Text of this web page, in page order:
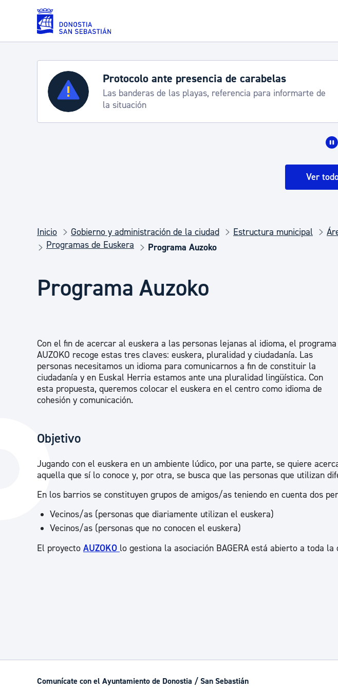
Saltar al contenido principal
Servicios
Padrón y asuntos personales
Seguridad ciudadana y emergencias
Participación ciudadana y asociacionismo
Deporte
La ciudad
La ciudad ahora
Descubre la ciudad
La ciudad futura
Actualidad
Noticias
Avisos
Agenda cultural
Protocolo ante presencia de carabelas
Las banderas de las playas, referencia para informarte de
la situación
Ver
Inicio Gobierno y administración de la ciudad Estructura municipal
Programas de Euskera
Programa Auzoko
Programa Auzoko
Con el fin de acercar al euskera a las personas lejanas al idioma, el programa
AUZOKO recoge estas tres claves: euskera, pluralidad y ciudadanía. Las
personas necesitamos un idioma para comunicarnos a fin de constituir la
ciudadanía y en Euskal Herria estamos ante una pluralidad lingüística. Con
esta propuesta, queremos colocar el euskera en el centro como idioma de
cohesión y comunicación.
Objetivo
Jugando con el euskera en un ambiente lúdico, por una parte, se quiere
aquella que sí lo conoce y, por otra, se busca que las personas que utilizan
En los barrios se constituyen grupos de amigos/as teniendo en cuenta dos
Vecinos/as (personas que diariamente utilizan el euskera)
Vecinos/as (personas que no conocen el euskera)
El proyecto AUZOKO lo gestiona la asociación BAGERA está abierto a toda la
Comunícate con el Ayuntamiento de Donostia / San Sebastián